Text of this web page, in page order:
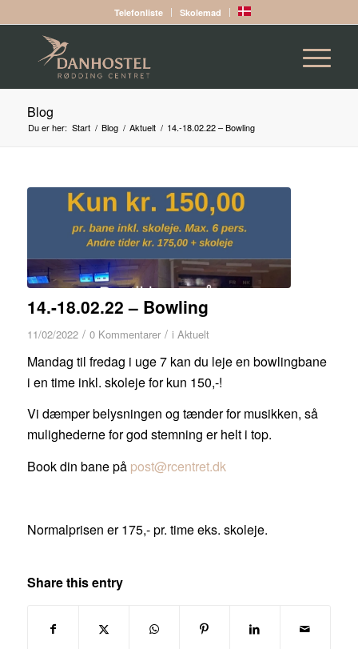
Telefonliste Skolemad
Blog
Du er her: Start / Blog / Aktuelt / 14.-18.02.22 – Bowling
14.-18.02.22 – Bowling
11/02/2022 / 0 Kommentarer / i Aktuelt
Mandag til fredag i uge 7 kan du leje en bowlingbane
i en time inkl. skoleje for kun 150,-!
Vi dæmper belysningen og tænder for musikken, så
mulighederne for god stemning er helt i top.
Book din bane på post@rcentret.dk
Normalprisen er 175,- pr. time eks. skoleje.
Share this entry